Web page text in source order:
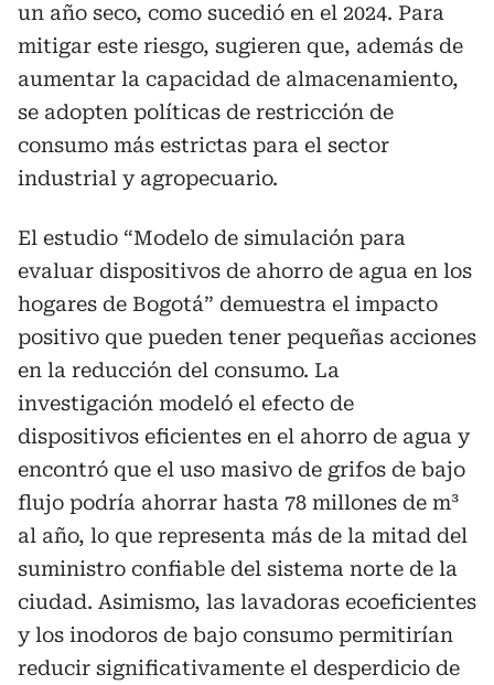
un año seco, como sucedió en el 2024. Para
mitigar este riesgo, sugieren que, además de
aumentar la capacidad de almacenamiento,
se adopten políticas de restricción de
consumo más estrictas para el sector
industrial y agropecuario.
El estudio “Modelo de simulación para
evaluar dispositivos de ahorro de agua en los
hogares de Bogotá” demuestra el impacto
positivo que pueden tener pequeñas acciones
en la reducción del consumo. La
investigación modeló el efecto de
dispositivos eficientes en el ahorro de agua y
encontró que el uso masivo de grifos de bajo
flujo podría ahorrar hasta 78 millones de m³
al año, lo que representa más de la mitad del
suministro confiable del sistema norte de la
ciudad. Asimismo, las lavadoras ecoeficientes
y los inodoros de bajo consumo permitirían
reducir significativamente el desperdicio de